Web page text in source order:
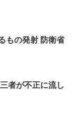
もの発射 防衛省
者が不正に流し